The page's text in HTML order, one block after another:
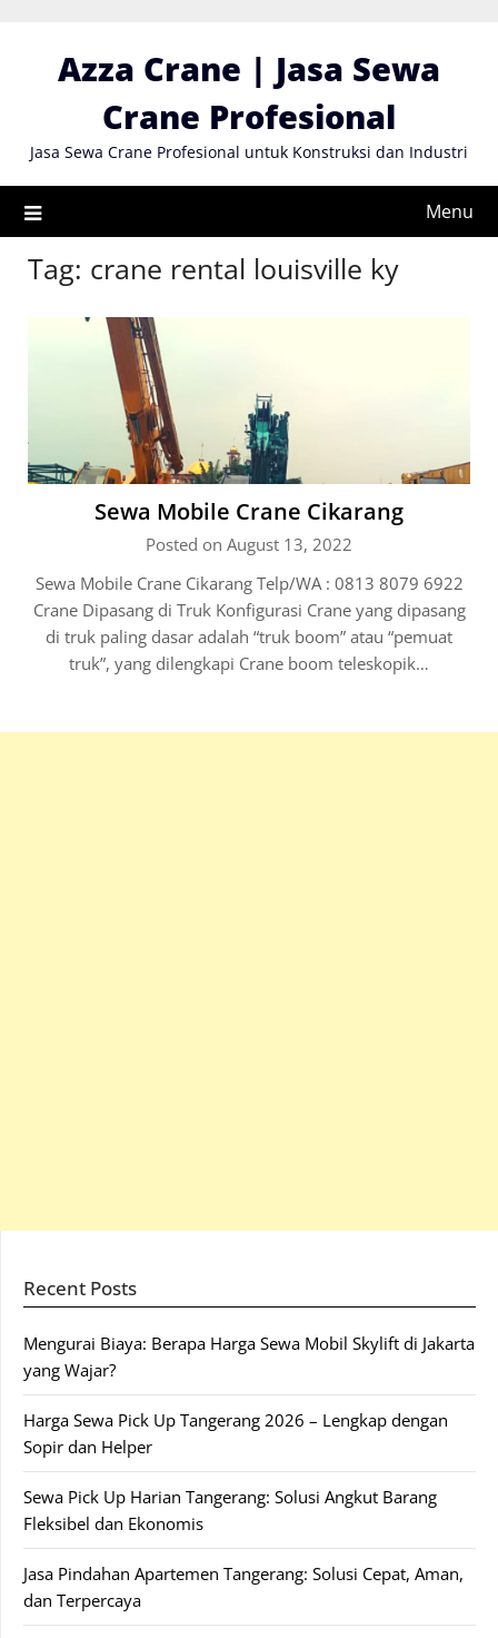
contentAzza Crane | Jasa Sewa
Crane Profesional
Jasa Sewa Crane Profesional untuk Konstruksi dan Industri
Menu
Tag: crane rental louisville ky
Sewa Mobile Crane Cikarang
Posted on August 13, 2022
Sewa Mobile Crane Cikarang Telp/WA : 0813 8079 6922
Crane Dipasang di Truk Konfigurasi Crane yang dipasang
di truk paling dasar adalah “truk boom” atau “pemuat
truk”, yang dilengkapi Crane boom teleskopik…
Recent Posts
Mengurai Biaya: Berapa Harga Sewa Mobil Skylift di Jakarta
yang Wajar?
Harga Sewa Pick Up Tangerang 2026 – Lengkap dengan
Sopir dan Helper
Sewa Pick Up Harian Tangerang: Solusi Angkut Barang
Fleksibel dan Ekonomis
Jasa Pindahan Apartemen Tangerang: Solusi Cepat, Aman,
dan Terpercaya